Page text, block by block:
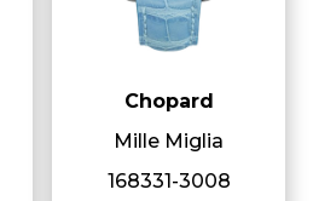
Chopard
Mille Miglia
168331-3008